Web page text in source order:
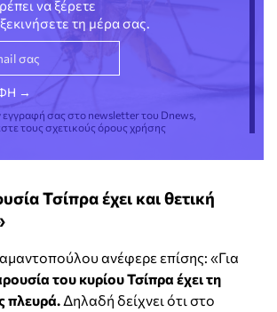
να ξέρετε
τη μέρα σας.
σας στο newsletter του Dnews,
τους σχετικούς όρους χρήσης
Τσίπρα έχει και θετική
ανέφερε επίσης: «Για
του κυρίου Τσίπρα έχει τη
πλευρά. Δηλαδή δείχνει ότι στο